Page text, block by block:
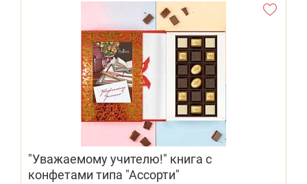
"Уважаемому учителю!" книга c
конфетами типа "Ассорти"